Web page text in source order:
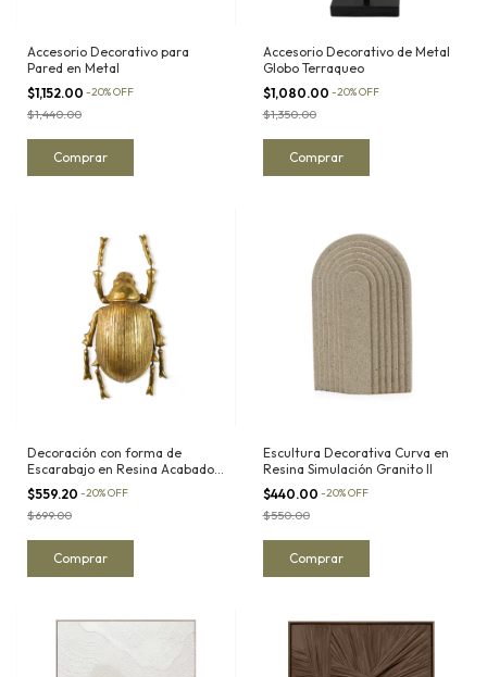
Accesorio Decorativo para
Pared en Metal
$1,152.00 -20%OFF
$1,440.00
Accesorio Decorativo de Metal
Globo Terraqueo
$1,080.00 -20%OFF
$1,350.00
Decoración con forma de
Escarabajo en Resina Acabado
Dorado II
$559.20 -20%OFF
$699.00
Escultura Decorativa Curva en
Resina Simulación Granito II
$440.00 -20%OFF
$550.00